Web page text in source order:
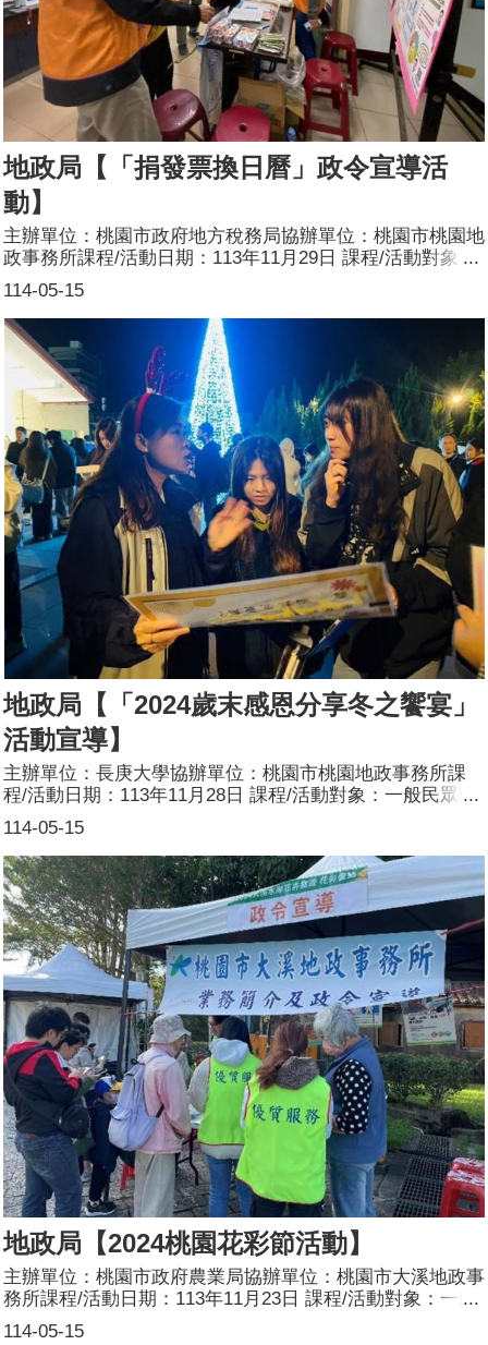
地政局【「捐發票換日曆」政令宣導活
動】
114-05-15
主辦單位：桃園市政府地方稅務局協辦單位：桃園市桃園地
政事務所課程/活動日期：113年11月29日 課程/活動對象：
一般民眾辦理形式：設攤宣導課程/活動簡介：1.目標：推
廣地政、檔案管理業務，同時宣導性別平權觀念。2.方式：
於攤位擺放各式地政業務文宣、張貼地政業務宣導海報，提
供地政法律諮詢服務及檔案應用相關宣導，期以協助不便至
本所知民眾解決地政業務相關法令疑義；同時宣導繼承登記
男女皆有繼承權，將性別平等的觀念深入人心，使民眾於活
動期間可以吸收地政、檔案管理及性別平等業務相關知識。
參加人數：91人(男36人、女55人)
地政局【「2024歲末感恩分享冬之饗宴」
活動宣導】
114-05-15
主辦單位：長庚大學協辦單位：桃園市桃園地政事務所課
程/活動日期：113年11月28日 課程/活動對象：一般民眾辦
理形式：設攤宣導課程/活動簡介：目標：為增加不同年齡
層對不動產安全基本知識及防詐措施之認識，藉由參加長庚
大學舉辦的「2024歲末感恩分享冬之饗宴」活動，辦理地
政相關法令政策、檔案應用及本所各項便民服務措施宣導，
走出辦公廳舍，接觸更多年齡層民眾，了解其不同需求，以
提供更為適切的服務，提升本所專業、便民的服務形象，傳
遞地政相關知識、便民服務措施以及繼承、贈與平等，即時
回應並解決民眾問題，使本所服務品質更臻完善，提升服務
品質。方式：透過問卷填寫拿好禮的宣導方式，於活動現場
發放各項宣導文宣，加強民眾對於男女性別平等之觀念及不
動產交易安全，活動結束後，彙整問卷並分析，以為本所改
進爲民服務措施之參考。參加人數：200人(男98人、女102
人)
地政局【2024桃園花彩節活動】
114-05-15
主辦單位：桃園市政府農業局協辦單位：桃園市大溪地政事
務所課程/活動日期：113年11月23日 課程/活動對象：一般
民眾辦理形式：設攤宣導課程/活動簡介：目標：推廣地政